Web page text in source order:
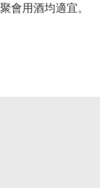
會用酒均適宜。